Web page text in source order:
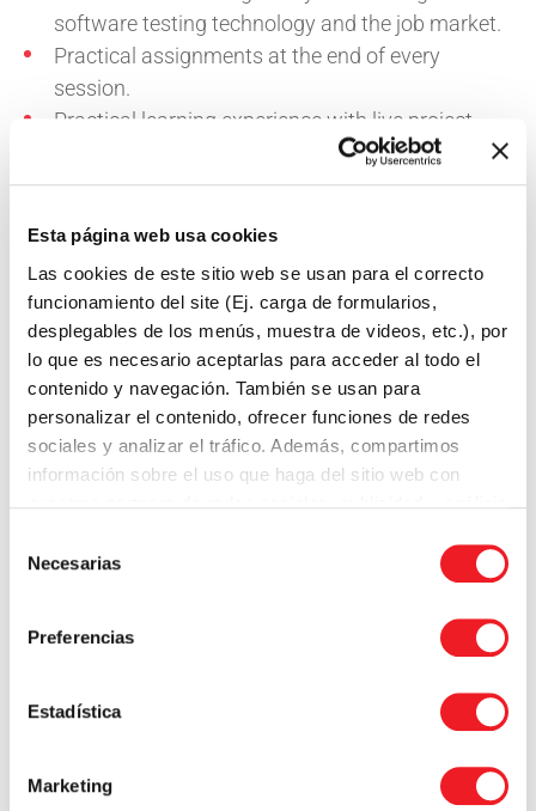
Esta página web usa cookies
Las cookies de este sitio web se usan para el correcto
funcionamiento del site (Ej. carga de formularios,
desplegables de los menús, muestra de videos, etc.), por
lo que es necesario aceptarlas para acceder al todo el
contenido y navegación. También se usan para
personalizar el contenido, ofrecer funciones de redes
sociales y analizar el tráfico. Además, compartimos
información sobre el uso que haga del sitio web con
Necesarias
Preferencias
Estadística
Marketing
software testing technology and the job market.
Practical assignments at the end of every
session.
Practical learning experience with live project
Compartir:
Introduction LearnPress – LMS plugin